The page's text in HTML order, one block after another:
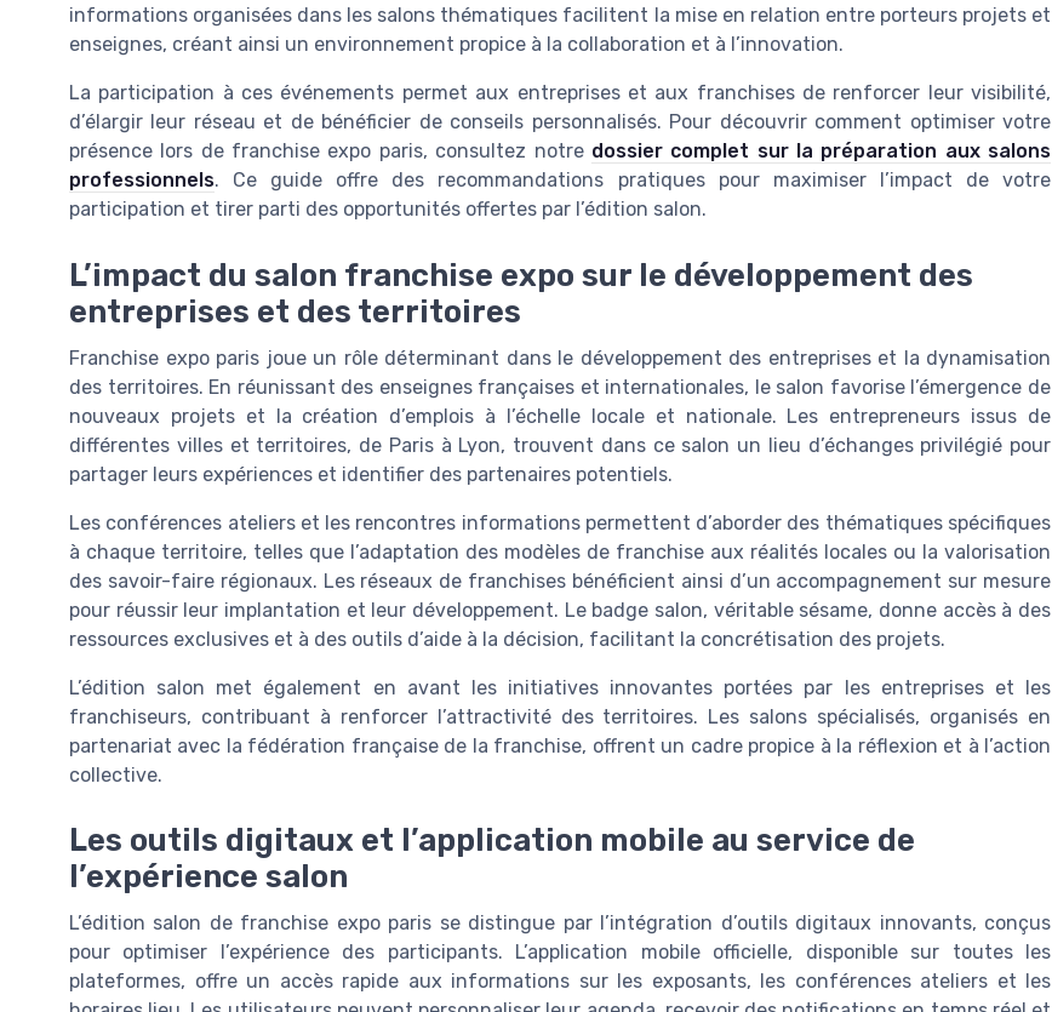
informations organisées dans les salons thématiques facilitent la mise en relation entre porteurs projets et
enseignes, créant ainsi un environnement propice à la collaboration et à l’innovation.
La participation à ces événements permet aux entreprises et aux franchises de renforcer leur visibilité,
d’élargir leur réseau et de bénéficier de conseils personnalisés. Pour découvrir comment optimiser votre
présence lors de franchise expo paris, consultez notre dossier complet sur la préparation aux salons
professionnels. Ce guide offre des recommandations pratiques pour maximiser l’impact de votre
participation et tirer parti des opportunités offertes par l’édition salon.
L’impact du salon franchise expo sur le développement des
entreprises et des territoires
Franchise expo paris joue un rôle déterminant dans le développement des entreprises et la dynamisation
des territoires. En réunissant des enseignes françaises et internationales, le salon favorise l’émergence de
nouveaux projets et la création d’emplois à l’échelle locale et nationale. Les entrepreneurs issus de
différentes villes et territoires, de Paris à Lyon, trouvent dans ce salon un lieu d’échanges privilégié pour
partager leurs expériences et identifier des partenaires potentiels.
Les conférences ateliers et les rencontres informations permettent d’aborder des thématiques spécifiques
à chaque territoire, telles que l’adaptation des modèles de franchise aux réalités locales ou la valorisation
des savoir-faire régionaux. Les réseaux de franchises bénéficient ainsi d’un accompagnement sur mesure
pour réussir leur implantation et leur développement. Le badge salon, véritable sésame, donne accès à des
ressources exclusives et à des outils d’aide à la décision, facilitant la concrétisation des projets.
L’édition salon met également en avant les initiatives innovantes portées par les entreprises et les
franchiseurs, contribuant à renforcer l’attractivité des territoires. Les salons spécialisés, organisés en
partenariat avec la fédération française de la franchise, offrent un cadre propice à la réflexion et à l’action
collective.
Les outils digitaux et l’application mobile au service de
l’expérience salon
L’édition salon de franchise expo paris se distingue par l’intégration d’outils digitaux innovants, conçus
pour optimiser l’expérience des participants. L’application mobile officielle, disponible sur toutes les
plateformes, offre un accès rapide aux informations sur les exposants, les conférences ateliers et les